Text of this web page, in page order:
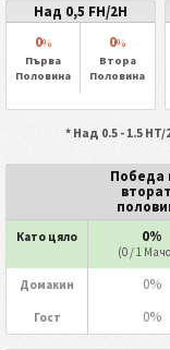
Над 0,5 FH/2H
0%
Първа
Половина
0%
Втора
Половина
* Над 0.5 - 1.5
Победа
Като цяло 0%
(0 / 1
Домакин 0%
Гост 0%